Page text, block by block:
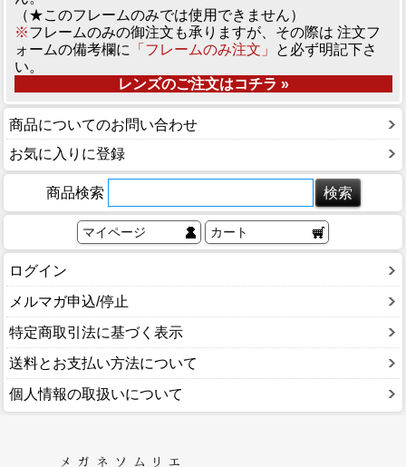
（★このフレームのみでは使用できません）
※フレームのみの御注文も承りますが、その際は 注文フ
ォームの備考欄に
「フレームのみ注文」
と必ず明記下さ
い。
レンズのご注文はコチラ »
商品についてのお問い合わせ
お気に入りに登録
商品検索
マイページ カート
ログイン
メルマガ申込/停止
特定商取引法に基づく表示
送料とお支払い方法について
個人情報の取扱いについて